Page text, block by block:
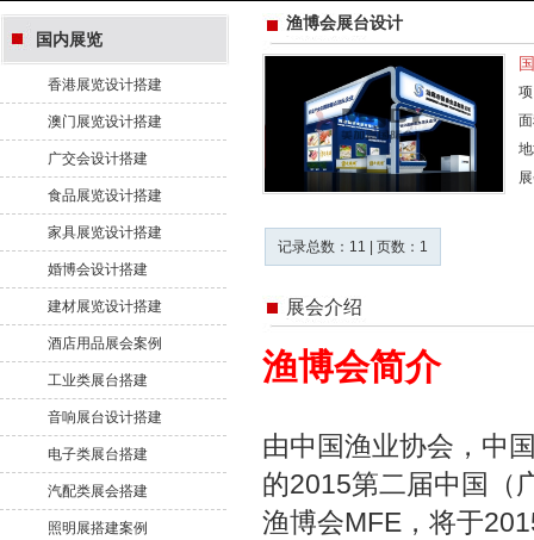
国内展览
香港展览设计搭建
澳门展览设计搭建
广交会设计搭建
食品展览设计搭建
家具展览设计搭建
婚博会设计搭建
建材展览设计搭建
酒店用品展会案例
工业类展台搭建
音响展台设计搭建
电子类展台搭建
汽配类展会搭建
照明展搭建案例
渔博会展台设计
记录总数：11 | 页数：1
展会介绍
渔博会简介
由中国渔业协会，中
的2015第二届中国（
渔博会MFE，将于